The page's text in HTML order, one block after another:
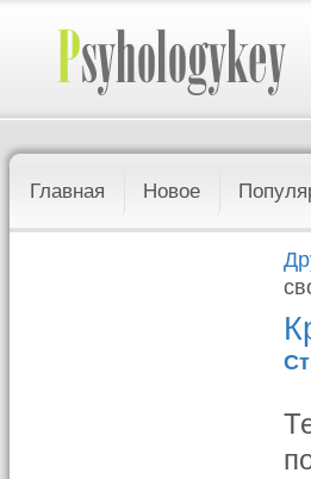
Главная Новое